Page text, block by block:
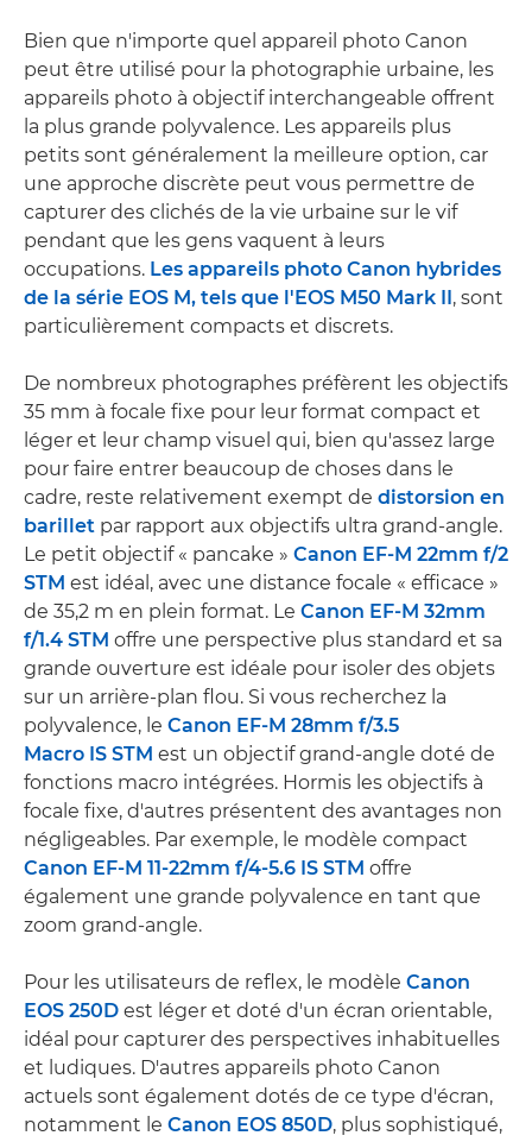
Bien que n'importe quel appareil photo Canon
peut être utilisé pour la photographie urbaine, les
appareils photo à objectif interchangeable offrent
la plus grande polyvalence. Les appareils plus
petits sont généralement la meilleure option, car
une approche discrète peut vous permettre de
capturer des clichés de la vie urbaine sur le vif
pendant que les gens vaquent à leurs
occupations. Les appareils photo Canon hybrides
de la série EOS M, tels que l'EOS M50 Mark II, sont
particulièrement compacts et discrets.
De nombreux photographes préfèrent les objectifs
35 mm à focale fixe pour leur format compact et
léger et leur champ visuel qui, bien qu'assez large
pour faire entrer beaucoup de choses dans le
cadre, reste relativement exempt de distorsion en
barillet par rapport aux objectifs ultra grand-angle.
Le petit objectif « pancake » Canon EF-M 22mm f/2
STM est idéal, avec une distance focale « efficace »
de 35,2 m en plein format. Le Canon EF-M 32mm
f/1.4 STM offre une perspective plus standard et sa
grande ouverture est idéale pour isoler des objets
sur un arrière-plan flou. Si vous recherchez la
polyvalence, le Canon EF-M 28mm f/3.5
Macro IS STM est un objectif grand-angle doté de
fonctions macro intégrées. Hormis les objectifs à
focale fixe, d'autres présentent des avantages non
négligeables. Par exemple, le modèle compact
Canon EF-M 11-22mm f/4-5.6 IS STM offre
également une grande polyvalence en tant que
zoom grand-angle.
Pour les utilisateurs de reflex, le modèle Canon
EOS 250D est léger et doté d'un écran orientable,
idéal pour capturer des perspectives inhabituelles
et ludiques. D'autres appareils photo Canon
actuels sont également dotés de ce type d'écran,
notamment le Canon EOS 850D, plus sophistiqué,